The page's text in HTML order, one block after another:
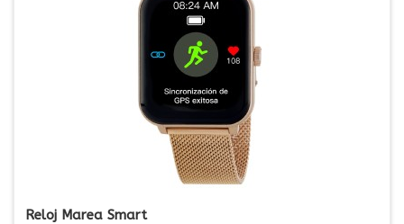
Reloj Marea Smart